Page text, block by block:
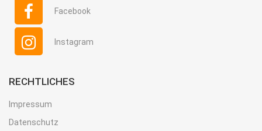
Facebook
Instagram
RECHTLICHES
Impressum
Datenschutz